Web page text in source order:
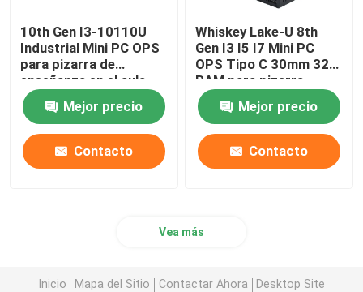
10th Gen I3-10110U
Industrial Mini PC OPS
para pizarra de
enseñanza en el aula
Mejor precio
Contacto
Whiskey Lake-U 8th
Gen I3 I5 I7 Mini PC
OPS Tipo C 30mm 32G
RAM para pizarra
escolar
Mejor precio
Contacto
Vea más
Inicio Mapa del Sitio Contactar Ahora Desktop Site